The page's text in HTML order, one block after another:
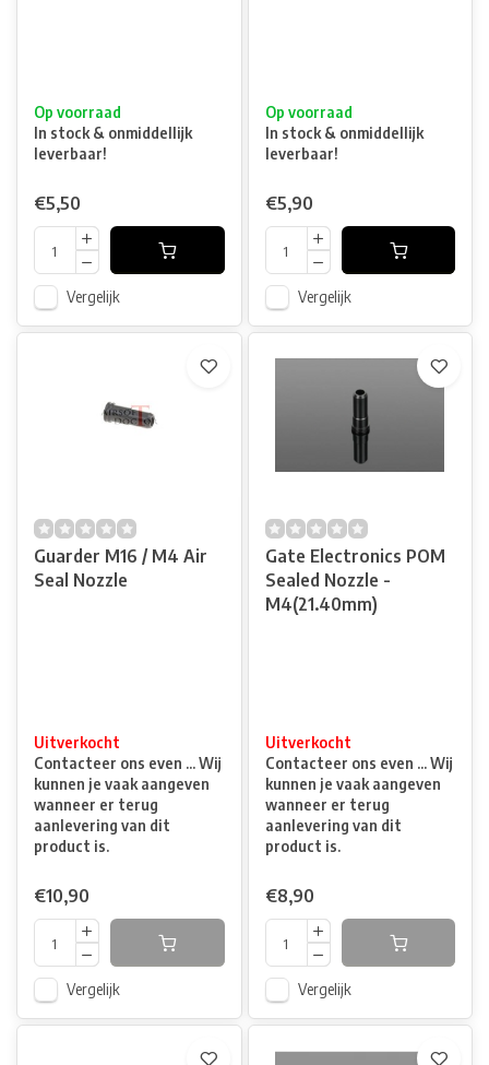
Op voorraad
In stock & onmiddellijk
leverbaar!
€5,50
Vergelijk
Op voorraad
In stock & onmiddellijk
leverbaar!
€5,90
Vergelijk
Guarder M16 / M4 Air
Seal Nozzle
Uitverkocht
Contacteer ons even ... Wij
kunnen je vaak aangeven
wanneer er terug
aanlevering van dit
product is.
€10,90
Vergelijk
Gate Electronics POM
Sealed Nozzle -
M4(21.40mm)
Uitverkocht
Contacteer ons even ... Wij
kunnen je vaak aangeven
wanneer er terug
aanlevering van dit
product is.
€8,90
Vergelijk